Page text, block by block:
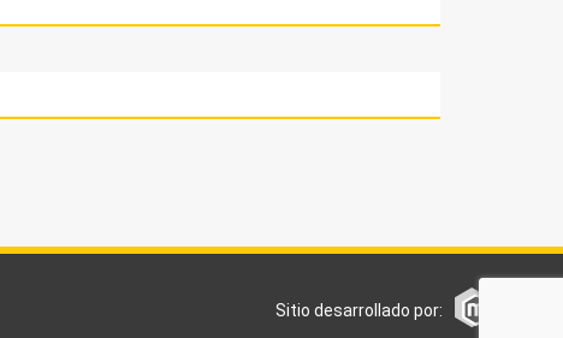
Sitio desarrollado por: